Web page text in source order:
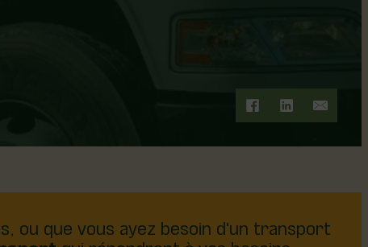
ou que vous ayez besoin d'un transport